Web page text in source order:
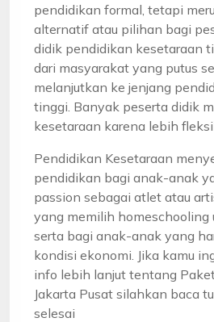
pendidikan formal, tetapi
alternatif atau pilihan bagi
didik pendidikan kesetaraan
dari masyarakat yang putus
melanjutkan ke jenjang
tinggi. Banyak peserta didik
kesetaraan karena lebih
Pendidikan Kesetaraan
pendidikan bagi anak-anak
passion sebagai atlet atau
yang memilih homeschooling
serta bagi anak-anak yang
kondisi ekonomi. Jika kamu
info lebih lanjut tentang
Jakarta Pusat silahkan baca
selesai